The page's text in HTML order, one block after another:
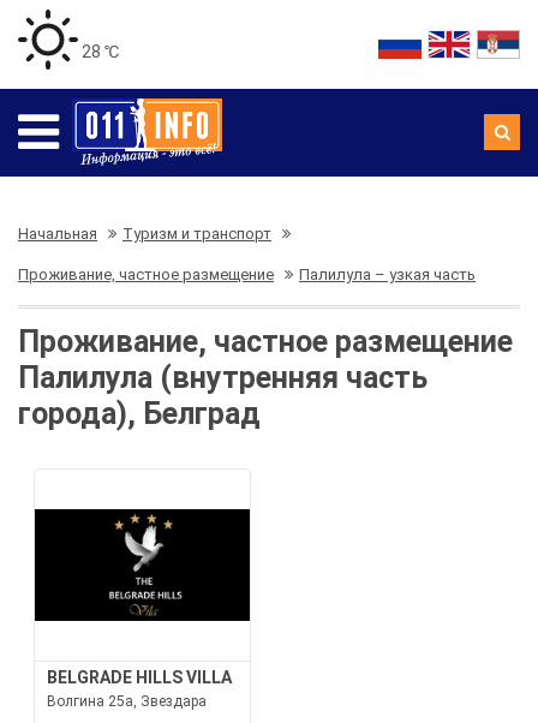
28 ℃
Начальная Туризм и транспорт
Проживание, частное размещение Палилула – узкая часть
Проживание, частное размещение
Палилула (внутренняя часть
города), Белград
BELGRADE HILLS VILLA
Волгина 25а, Звездара